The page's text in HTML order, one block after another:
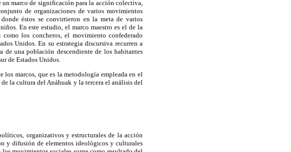
un marco de significación para la acción colectiva,
de organizaciones de varios movimientos
éstos se convirtieron en la meta de varios
En este estudio, el marco maestro es el de la
los concheros, el movimiento confederado
Unidos. En su estrategia discursiva recurren a
una población descendiente de los habitantes
de Estados Unidos.
marcos, que es la metodología empleada en el
la cultura del Anáhuak y la tercera el análisis del
organizativos y estructurales de la acción
y difusión de elementos ideológicos y culturales